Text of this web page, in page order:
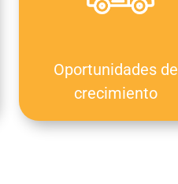
Oportunidades de
crecimiento